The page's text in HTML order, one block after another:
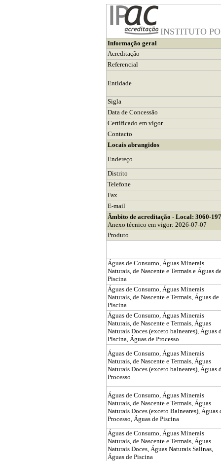
INSTITUTO
Informação geral
Acreditação
Referencial
Entidade
Sigla
Data de Concessão
Certificado em vigor
Contacto
Locais abrangidos
Endereço
Distrito
Telefone
Fax
E-mail
Âmbito de acreditação - Local: 3060-
Anexo técnico em vigor: 2026-07-07
Produto
Águas de Consumo, Águas Minerais
Naturais, de Nascente e Termais e Águas
Piscina
Águas de Consumo, Águas Minerais
Naturais, de Nascente e Termais, Águas de
Piscina
Águas de Consumo, Águas Minerais
Naturais, de Nascente e Termais, Águas
Naturais Doces (exceto balneares), Águas
Piscina, Águas de Processo
Águas de Consumo, Águas Minerais
Naturais, de Nascente e Termais, Águas
Naturais Doces (exceto balneares), Águas
Processo
Águas de Consumo, Águas Minerais
Naturais, de Nascente e Termais, Águas
Naturais Doces (exceto Balneares), Águas
Processo, Águas de Piscina
Águas de Consumo, Águas Minerais
Naturais, de Nascente e Termais, Águas
Naturais Doces, Águas Naturais Salinas,
Águas de Piscina